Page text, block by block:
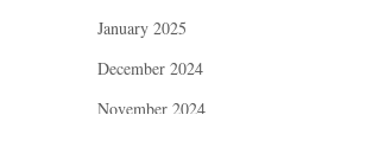
January 2025
December 2024
November 2024